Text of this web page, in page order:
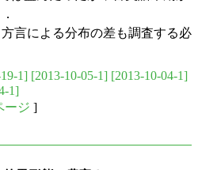
言による分布の差も調査する必
1] [2013-10-05-1] [2013-10-04-1]
1]
ージ ]